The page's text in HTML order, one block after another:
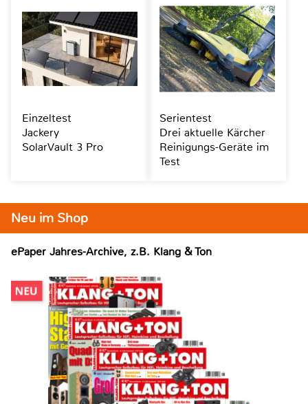
Neu im Shop
ePaper Jahres-Archive, z.B. Klang & Ton
Einzeltest
Jackery
SolarVault 3 Pro
Serientest
Drei aktuelle Kärcher
Reinigungs-Geräte im
Test